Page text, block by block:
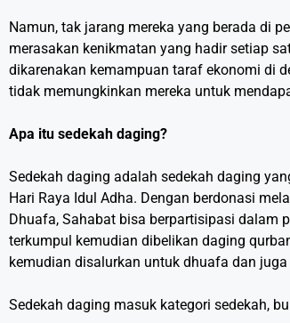
Namun, tak jarang mereka yang berada di
merasakan kenikmatan yang hadir setiap
dikarenakan kemampuan taraf ekonomi di
tidak memungkinkan mereka untuk
Apa itu sedekah daging?
Sedekah daging adalah sedekah daging
Hari Raya Idul Adha. Dengan berdonasi
Dhuafa, Sahabat bisa berpartisipasi dalam
terkumpul kemudian dibelikan daging
kemudian disalurkan untuk dhuafa dan
Sedekah daging masuk kategori sedekah,